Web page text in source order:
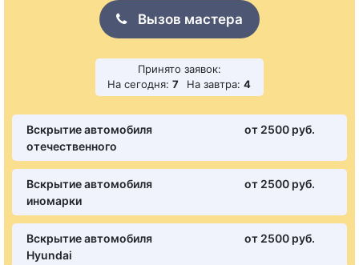
Вызов мастера
Принято заявок:
На сегодня: 7 На завтра: 4
Вскрытие автомобиля
отечественного
от 2500 pуб.
Вскрытие автомобиля
иномарки
от 2500 pуб.
Вскрытие автомобиля
Hyundai
от 2500 pуб.